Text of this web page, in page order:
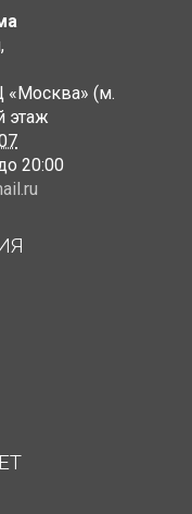
,
«Москва» (м.
этаж
20:00